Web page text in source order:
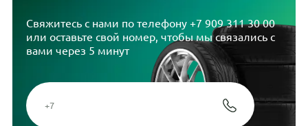
Свяжитесь с нами по телефону +7 909 311 30 00
или оставьте свой номер, чтобы мы связались с
вами через 5 минут